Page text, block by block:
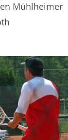
Mühlheimer